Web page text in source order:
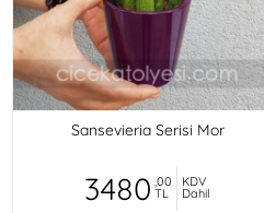
Sansevieria Serisi Mor
3480 ,00
TL
KDV
Dahil